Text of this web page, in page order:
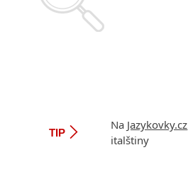
Most
TIP
Na Jazykovky.cz
italštiny